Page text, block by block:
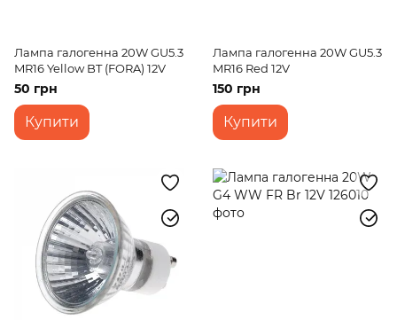
Лампа галогенна 20W GU5.3
MR16 Yellow BT (FORA) 12V
50 грн
Купити
Лампа галогенна 20W GU5.3
MR16 Red 12V
150 грн
Купити